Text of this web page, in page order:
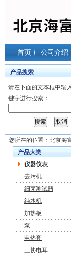
首页 公司介绍
产品搜索
请在下面的文本框中输
键字进行搜索：
您所在的位置： 北京海
产品大类
仪器仪表
去污机
细菌测试瓶
纯水机
加热板
泵
电热套
三协电耳